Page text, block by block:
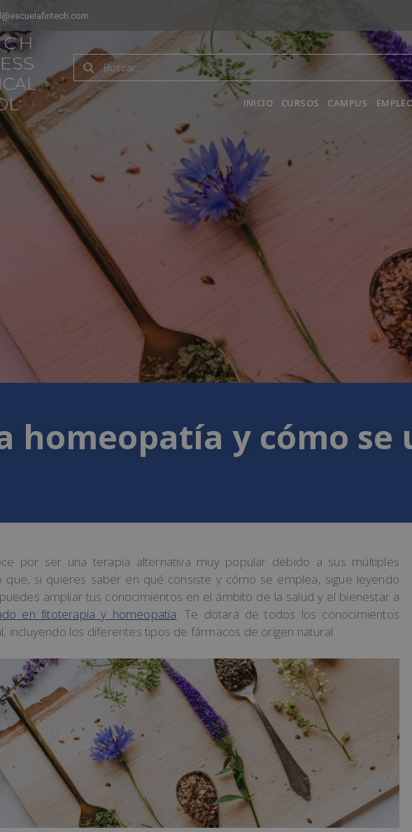
INICIO CURSOS CAMPUS
homeopatía y cómo se
por ser una terapia alternativa muy popular debido a sus múltiples
que, si quieres saber en qué consiste y cómo se emplea, sigue leyendo
ampliar tus conocimientos en el ámbito de la salud y el bienestar a
en fitoterapia y homeopatía. Te dotará de todos los conocimientos
incluyendo los diferentes tipos de fármacos de origen natural.